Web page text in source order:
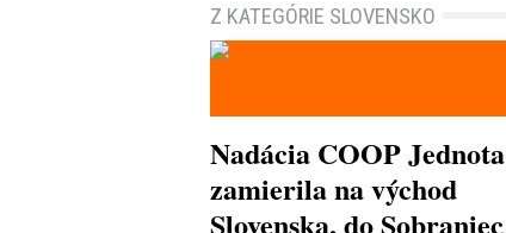
Z KATEGÓRIE SLOVENSKO
Nadácia COOP Jednota
zamierila na východ
Slovenska, do Sobraniec